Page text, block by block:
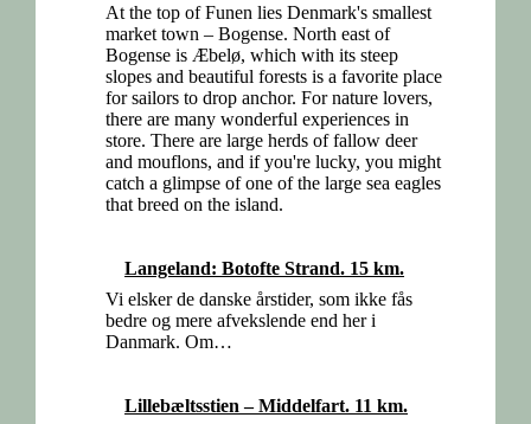
At the top of Funen lies Denmark's smallest
market town – Bogense. North east of
Bogense is Æbelø, which with its steep
slopes and beautiful forests is a favorite place
for sailors to drop anchor. For nature lovers,
there are many wonderful experiences in
store. There are large herds of fallow deer
and mouflons, and if you're lucky, you might
catch a glimpse of one of the large sea eagles
that breed on the island.
Langeland: Botofte Strand. 15 km.
Vi elsker de danske årstider, som ikke fås
bedre og mere afvekslende end her i
Danmark. Om…
Lillebæltsstien – Middelfart. 11 km.